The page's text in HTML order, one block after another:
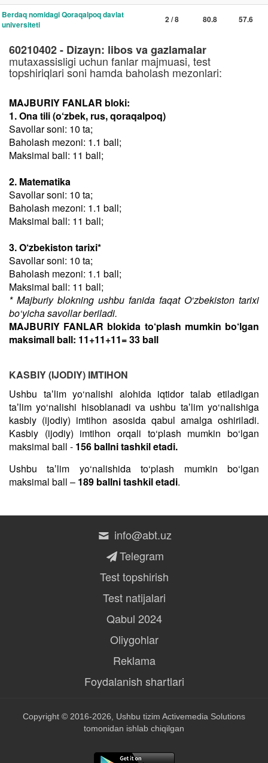
Berdaq nomidagi Qoraqalpoq davlat
universiteti
2 / 8 80.8 57.6
60210402 - Dizayn: libos va gazlamalar
mutaxassisligi uchun fanlar majmuasi, test
topshiriqlari soni hamda baholash mezonlari:
MAJBURIY FANLAR bloki:
1. Ona tili (o‘zbek, rus, qoraqalpoq)
Savollar soni: 10 ta;
Baholash mezoni: 1.1 ball;
Maksimal ball: 11 ball;
2. Matematika
Savollar soni: 10 ta;
Baholash mezoni: 1.1 ball;
Maksimal ball: 11 ball;
3. O‘zbekiston tarixi*
Savollar soni: 10 ta;
Baholash mezoni: 1.1 ball;
Maksimal ball: 11 ball;
* Majburiy blokning ushbu fanida faqat O‘zbekiston tarixi
bo‘yicha savollar beriladi.
MAJBURIY FANLAR blokida to‘plash mumkin bo‘lgan
maksimall ball: 11+11+11= 33 ball
KASBIY (IJODIY) IMTIHON
Ushbu taʼlim yo‘nalishi alohida iqtidor talab etiladigan
taʼlim yo‘nalishi hisoblanadi va ushbu taʼlim yo‘nalishiga
kasbiy (ijodiy) imtihon asosida qabul amalga oshiriladi.
Kasbiy (ijodiy) imtihon orqali to‘plash mumkin bo‘lgan
maksimal ball - 156 ballni tashkil etadi.
Ushbu taʼlim yo‘nalishida to‘plash mumkin bo‘lgan
maksimal ball – 189 ballni tashkil etadi.
info@abt.uz
Telegram
Test topshirish
Test natijalari
Qabul 2024
Oliygohlar
Reklama
Foydalanish shartlari
Copyright © 2016-2026, Ushbu tizim Activemedia Solutions
tomonidan ishlab chiqilgan